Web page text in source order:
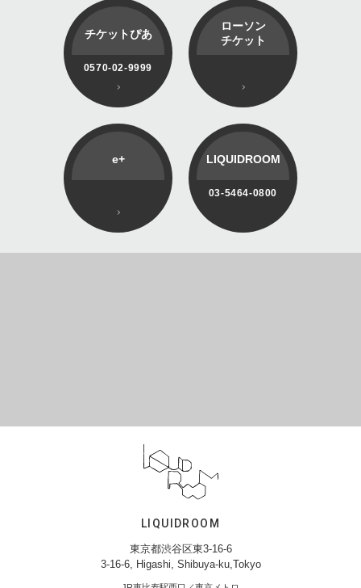
チケットぴあ
0570-02-9999
ローソン
チケット
e+ LIQUIDROOM
03-5464-0800
LIQUIDROOM
東京都渋谷区東3-16-6
3-16-6, Higashi, Shibuya-ku,Tokyo